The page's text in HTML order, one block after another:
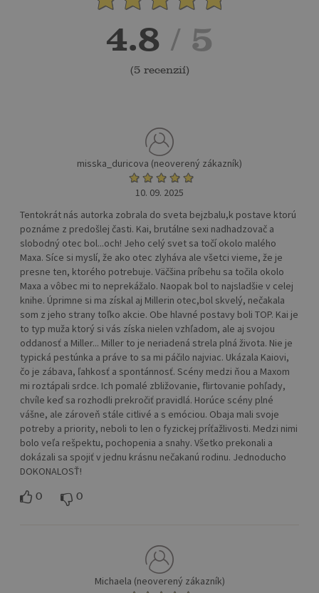
4.8 / 5
(5 recenzií)
misska_duricova (neoverený zákazník)
10. 09. 2025
Tentokrát nás autorka zobrala do sveta bejzbalu,k postave ktorú
poznáme z predošlej časti. Kai, brutálne sexi nadhadzovač a
slobodný otec bol...och! Jeho celý svet sa točí okolo malého
Maxa. Síce si myslí, že ako otec zlyháva ale všetci vieme, že je
presne ten, ktorého potrebuje. Väčšina príbehu sa točila okolo
Maxa a vôbec mi to neprekážalo. Naopak bol to najsladšie v celej
knihe. Úprimne si ma získal aj Millerin otec,bol skvelý, nečakala
som z jeho strany toľko akcie. Obe hlavné postavy boli TOP. Kai je
to typ muža ktorý si vás získa nielen vzhľadom, ale aj svojou
oddanosť a Miller... Miller to je neriadená strela plná života. Nie je
typická pestúnka a práve to sa mi páčilo najviac. Ukázala Kaiovi,
čo je zábava, ľahkosť a spontánnosť. Scény medzi ňou a Maxom
mi roztápali srdce. Ich pomalé zbližovanie, flirtovanie pohľady,
chvíle keď sa rozhodli prekročiť pravidlá. Horúce scény plné
vášne, ale zároveň stále citlivé a s emóciou. Obaja mali svoje
potreby a priority, neboli to len o fyzickej príťažlivosti. Medzi nimi
bolo veľa rešpektu, pochopenia a snahy. Všetko prekonali a
dokázali sa spojiť v jednu krásnu nečakanú rodinu. Jednoducho
DOKONALOSŤ!
0 0
Michaela (neoverený zákazník)